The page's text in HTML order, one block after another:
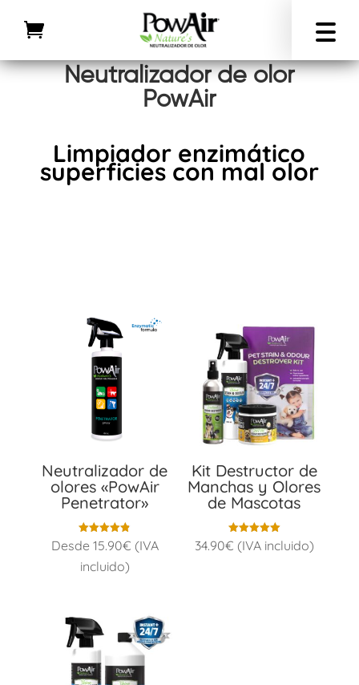
Neutralizador de olor
PowAir
Limpiador enzimático
superficies con mal olor
Neutralizador de
olores «PowAir
Penetrator»
Valorado
con
4.80
de 5
Desde 15.90€ (IVA
incluido)
Kit Destructor de
Manchas y Olores
de Mascotas
Valorado
con
34.90€ (IVA incluido)